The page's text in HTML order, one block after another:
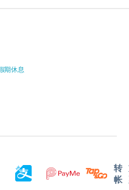
肾、膀胱及前列腺) - 男士
告，一般情况下，将由
安排领取报告事宜。
预约后，项目不得作出
检验者为同一人。
及盈健医疗保
诊断或治疗用途。谨此
面上属正常，还是有可
期休息
转
帐